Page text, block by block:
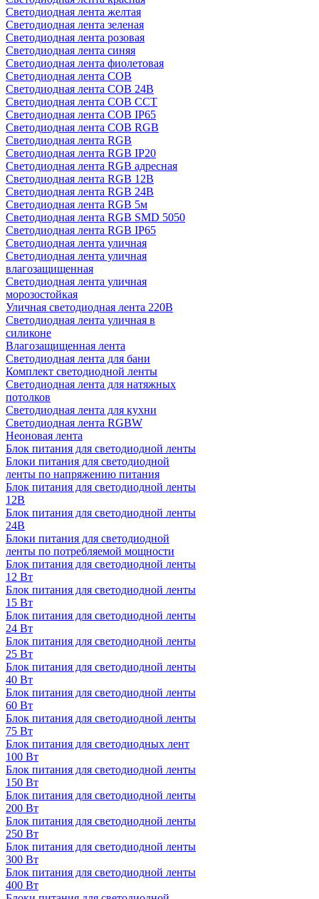
Светодиодная лента желтая
Светодиодная лента зеленая
Светодиодная лента розовая
Светодиодная лента синяя
Светодиодная лента фиолетовая
Светодиодная лента COB
Светодиодная лента COB 24В
Светодиодная лента COB CCT
Светодиодная лента COB IP65
Светодиодная лента COB RGB
Светодиодная лента RGB
Светодиодная лента RGB IP20
Светодиодная лента RGB адресная
Светодиодная лента RGB 12В
Светодиодная лента RGB 24В
Светодиодная лента RGB 5м
Светодиодная лента RGB SMD 5050
Светодиодная лента RGB IP65
Светодиодная лента уличная
Светодиодная лента уличная
влагозащищенная
Светодиодная лента уличная
морозостойкая
Уличная светодиодная лента 220В
Светодиодная лента уличная в
силиконе
Влагозащищенная лента
Светодиодная лента для бани
Комплект светодиодной ленты
Светодиодная лента для натяжных
потолков
Светодиодная лента для кухни
Светодиодная лента RGBW
Неоновая лента
Блок питания для светодиодной ленты
Блоки питания для светодиодной
ленты по напряжению питания
Блок питания для светодиодной ленты
12В
Блок питания для светодиодной ленты
24В
Блоки питания для светодиодной
ленты по потребляемой мощности
Блок питания для светодиодной ленты
12 Вт
Блок питания для светодиодной ленты
15 Вт
Блок питания для светодиодной ленты
24 Вт
Блок питания для светодиодной ленты
25 Вт
Блок питания для светодиодной ленты
40 Вт
Блок питания для светодиодной ленты
60 Вт
Блок питания для светодиодной ленты
75 Вт
Блок питания для светодиодных лент
100 Вт
Блок питания для светодиодной ленты
150 Вт
Блок питания для светодиодной ленты
200 Вт
Блок питания для светодиодной ленты
250 Вт
Блок питания для светодиодной ленты
300 Вт
Блок питания для светодиодной ленты
400 Вт